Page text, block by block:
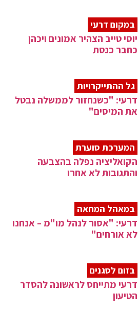
במקום דרעי
יוסי טייב הצהיר אמונים ויכהן
כחבר כנסת
גל ההתייקרויות
דרעי: "כשנחזור לממשלה נבטל
את המיסים"
המערכת סוערת
הקואליציה נפלה בהצבעה
והתגובות לא אחרו
במאהל המחאה
דרעי: "אסור לנהל מו"מ – אנחנו
לא אורחים"
בזום לסגנים
דרעי מתייחס לראשונה להסדר
הטיעון